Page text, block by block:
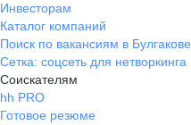
Инвесторам
Каталог компаний
Поиск по вакансиям в Булгакове
Сетка: соцсеть для нетворкинга
Соискателям
hh PRO
Готовое резюме